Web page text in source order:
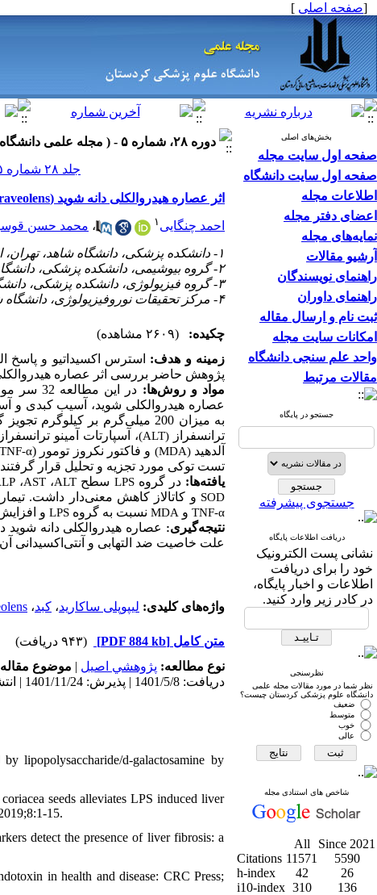
[صفحه اصلی ]
بخش‌های اصلی
صفحه اول سایت مجله
صفحه اول سایت دانشگاه
اطلاعات مجله
اعضای دفتر مجله
نمایه‌های مجله
آرشیو مقالات
راهنمای نویسندگان
راهنمای داوران
ثبت نام و ارسال مقاله
امکانات سایت مجله
واحد علم سنجی دانشگاه
مقالات مرتبط
جستجو در پایگاه
جستجوی پیشرفته
دریافت اطلاعات پایگاه
نشانی پست الکترونیک
خود را برای دریافت
اطلاعات و اخبار پایگاه،
در کادر زیر وارد کنید.
نظرسنجی
نظر شما در مورد مقالات مجله علمی
دانشگاه علوم پزشکی کردستان چیست؟
ضعیف
متوسط
خوب
عالی
شاخص های استنادی مجله
All
Since 2021
Citations 11571
5590
h-index
42
26
i10-index 310 136
دوره ۲۸، شماره ۵ - ( مجله علمی دانشگاه علوم پزشکی کردستان ۱۴۰۲ )
جلد ۲۸ شماره ۵ صفحات ۳۶-۲۵
اثر عصاره هیدروالکلی دانه شوید (Anethum graveolens) بر آسیب کبدی القاء شده توسط لیپوپلی ساکارید در موش صحرایی
احمد چنگایی ۱ ، محمد حسن
۱- دانشکده پزشکی، دانشگاه شاهد، تهران، ایران.
۲- گروه بیوشیمی، دانشکده پزشکی، دانشگاه شاهد، تهران، ایران.
۳- گروه فیزیولوژی، دانشکده پزشکی، دانشگاه علوم پزشکی ایران، تهران، ایران.
۴- مرکز تحقیقات نوروفیزیولوژی، دانشگاه شاهد، تهران، ایران. ،
چکیده:
(۲۶۰۹ مشاهده)
زمینه و هدف: استرس اکسیداتیو و پاسخ
پژوهش حاضر بررسی اثر عصاره
مواد و روش‌ها:
عصاره هیدروالکلی شوید، آسیب کبدی و
به میزان 200 میلی‌گرم بر
ترانسفراز (ALT)، آسپارتات آمینو ترانسفراز
آلدهید(MDA) و فاکتور نکروز تومور (TNF-α
تست توکی مورد تجزیه و تحلیل قرار
یافته‌ها: در گروهLPS سطح ALT، AST،
SOD و کاتالاز کاهش معنی‌دار داشت.
TNF-α و MDA نسبت به گروه LPS و
نتیجه‌گیری: عصاره هیدروالکلی دانه شوید
علت خاصیت ضد التهابی و آنتی‌اکسیدانی
واژه‌های کلیدی: لیپوپلی ساکارید، کبد،
متن کامل [PDF 884 kb]
(۹۴۳ دریافت)
نوع مطالعه: پژوهشي اصیل | موضوع
دریافت: 1401/5/8 | پذیرش: 1401/11/24 | انتشار: 1402/9/15
lipopolysaccharide/d-galactosamine by
seeds alleviates LPS induced liver
15.
detect the presence of liver fibrosis: a
in health and disease: CRC Press;